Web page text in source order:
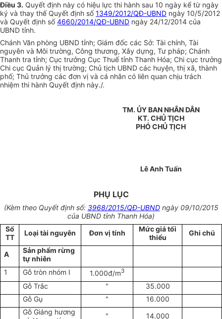
Điều 3. Quyết định này có hiệu lực thi hành sau 10 ngày kể từ ngày
ký và thay thế Quyết định số1349/2012/QĐ-UBND ngày 10/5/2012
và Quyết định số4660/2014/QĐ-UBND ngày 24/12/2014 của
UBND tỉnh.
Chánh Văn phòng UBND tỉnh; Giám đốc các Sở: Tài chính, Tài
nguyên và Môi trường, Công thương, Xây dựng, Tư pháp; Chánh
Thanh tra tỉnh; Cục trưởng Cục Thuế tỉnh Thanh Hóa; Chi cục trưởng
Chi cục Quản lý thị trường; Chủ tịch UBND các huyện, thị xã, thành
phố; Thủ trưởng các đơn vị và cá nhân có liên quan chịu trách
nhiệm thi hành Quyết định này./.
TM. ỦY BAN NHÂN DÂN
KT. CHỦ TỊCH
PHÓ CHỦ TỊCH
Lê Anh Tuấn
PHỤ LỤC
(Kèm theo Quyết định số: 3968/2015/QĐ-UBNDngày 09/10/2015
của UBND tỉnh Thanh Hóa)
Số
TT
Loại tài nguyên Đơn vị tính
Mức giá tối
thiểu
Ghi chú
A
Sản phẩm rừng
tự nhiên
1
Gỗ tròn nhóm I 1.000đ/m3
Gỗ Trắc "
35.000
Gỗ Gụ
"
16.000
Gỗ Giáng hương
" 14.000